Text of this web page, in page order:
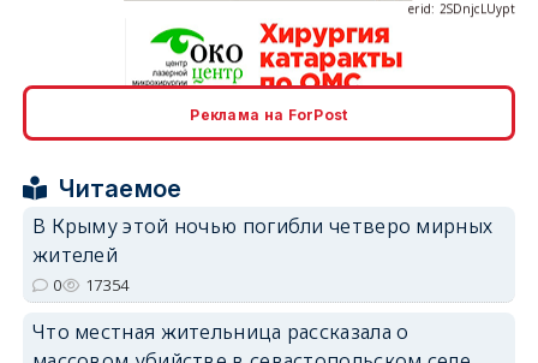
Реклама на ForPost
Читаемое
В Крыму этой ночью погибли четверо мирных
жителей
0 17354
Что местная жительница рассказала о